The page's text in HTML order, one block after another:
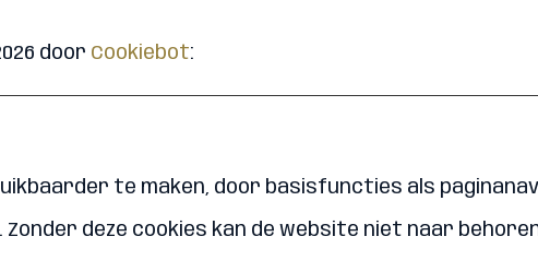
door Cookiebot:
te maken, door basisfuncties als
deze cookies kan de website niet naar